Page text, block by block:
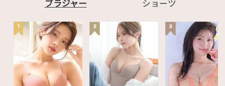
ック ノンワイヤー 単
♡┈┈┈┈┈┈┈┈┈
┈┈┈┈┈┈┈┈┈┈
┈♡ 最後までご覧い
ただきありがとうござ
います♪ 掲載商品は画
像をタップ‼ 気になる
投稿は"保存"がオスス
メ☑ この投稿の他に
ブラジャー ショーツ
1 2 3